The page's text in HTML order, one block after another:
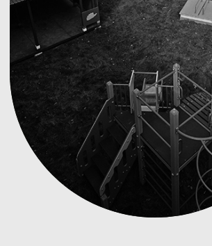
Проекты
Направления компании
Разделы сайта
WhatsApp
Telegram
Инстаграм
Соцсети и мессенджеры